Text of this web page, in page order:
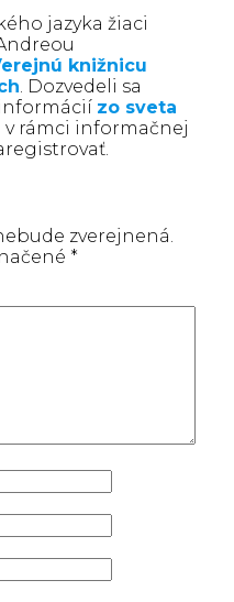
jazyka žiaci
knižnicu
. Dozvedeli sa
zo sveta
v rámci informačnej
zverejnená.
*